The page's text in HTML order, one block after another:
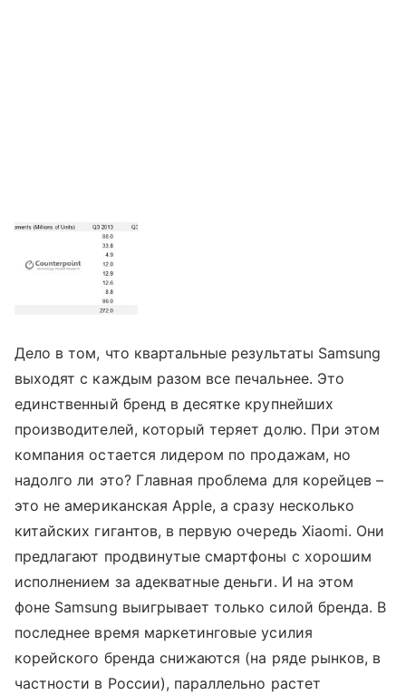
Дело в том, что квартальные результаты Samsung
выходят с каждым разом все печальнее. Это
единственный бренд в десятке крупнейших
производителей, который теряет долю. При этом
компания остается лидером по продажам, но
надолго ли это? Главная проблема для корейцев –
это не американская Apple, а сразу несколько
китайских гигантов, в первую очередь Xiaomi. Они
предлагают продвинутые смартфоны с хорошим
исполнением за адекватные деньги. И на этом
фоне Samsung выигрывает только силой бренда. В
последнее время маркетинговые усилия
корейского бренда снижаются (на ряде рынков, в
частности в России), параллельно растет